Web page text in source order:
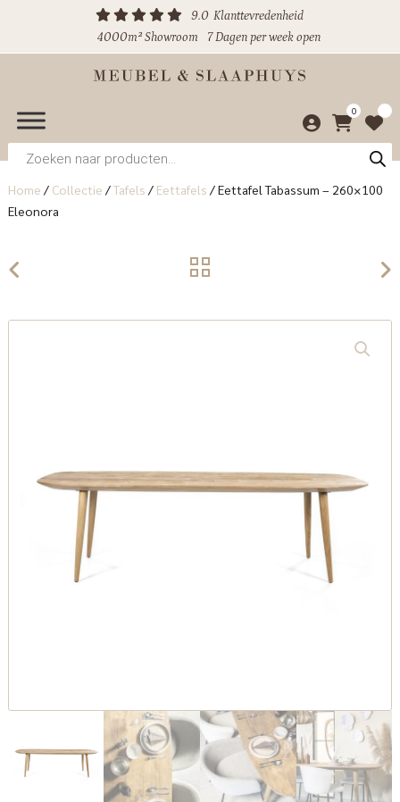
9.0 Klanttevredenheid
4000m² Showroom
7 Dagen per week open
0
Producten
zoeken
Home / Collectie /Tafels / Eettafels /Eettafel Tabassum – 260×100
Eleonora